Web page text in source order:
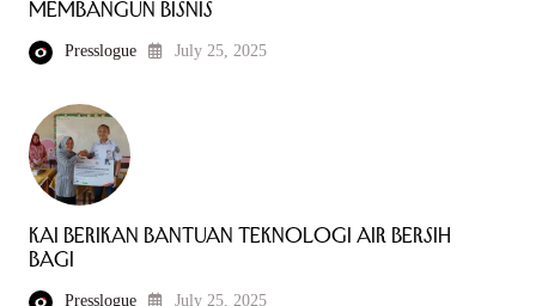
Membangun Bisnis
Presslogue July 25, 2025
KAI Berikan Bantuan Teknologi Air Bersih
bagi
Presslogue July 25, 2025